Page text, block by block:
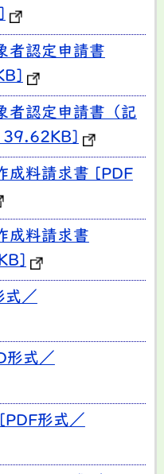
者認定申請書
者認定申請書（記
成料請求書 [PDF
成料請求書
／
式／
形式／